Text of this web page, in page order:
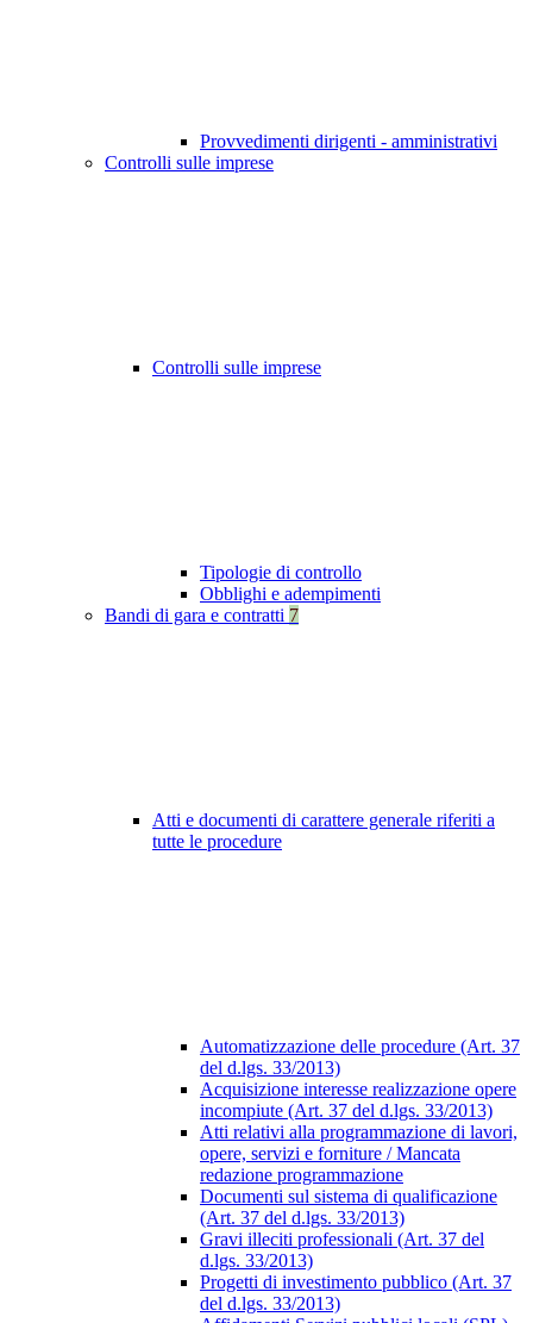
Provvedimenti dirigenti - amministrativi
Controlli sulle imprese
Controlli sulle imprese
Tipologie di controllo
Obblighi e adempimenti
Bandi di gara e contratti 7
Atti e documenti di carattere generale riferiti a
tutte le procedure
Automatizzazione delle procedure (Art. 37
del d.lgs. 33/2013)
Acquisizione interesse realizzazione opere
incompiute (Art. 37 del d.lgs. 33/2013)
Atti relativi alla programmazione di lavori,
opere, servizi e forniture / Mancata
redazione programmazione
Documenti sul sistema di qualificazione
(Art. 37 del d.lgs. 33/2013)
Gravi illeciti professionali (Art. 37 del
d.lgs. 33/2013)
Progetti di investimento pubblico (Art. 37
del d.lgs. 33/2013)